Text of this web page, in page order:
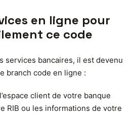
en ligne pour
ce code
services bancaires, il est devenu
branch code en ligne :
client de votre banque
RIB ou les informations de votre